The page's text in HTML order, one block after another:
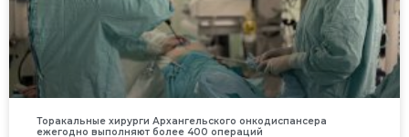
Торакальные хирурги Архангельского онкодиспансера
ежегодно выполняют более 400 операций